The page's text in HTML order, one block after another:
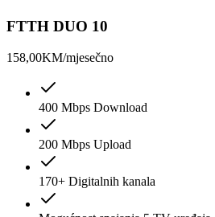
FTTH DUO 10
158,00KM/mjesečno
400 Mbps Download
200 Mbps Upload
170+ Digitalnih kanala